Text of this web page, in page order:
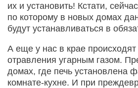
их и установить! Кстати,
по которому в новых домах
будут устанавливаться в
А еще у нас в крае
отравления угарным газом.
домах, где печь установлена
комнате-кухне. И при